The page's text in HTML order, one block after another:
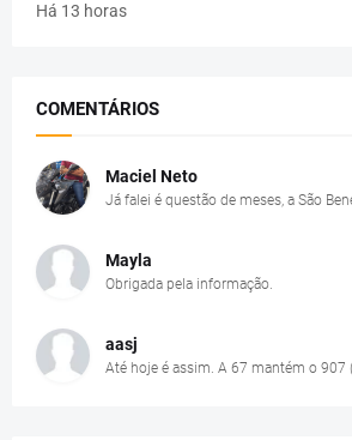
Há 13 horas
COMENTÁRIOS
Maciel Neto
Já falei é questão de meses, a São
Mayla
Obrigada pela informação.
aasj
Até hoje é assim. A 67 mantém o 907